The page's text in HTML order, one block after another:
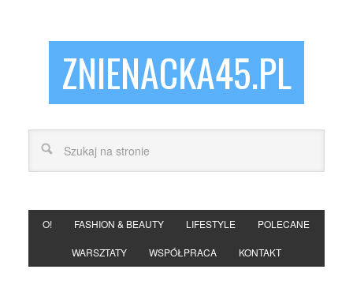
ZNIENACKA45.PL
O! FASHION & BEAUTY LIFESTYLE POLECANE
WARSZTATY WSPÓŁPRACA KONTAKT